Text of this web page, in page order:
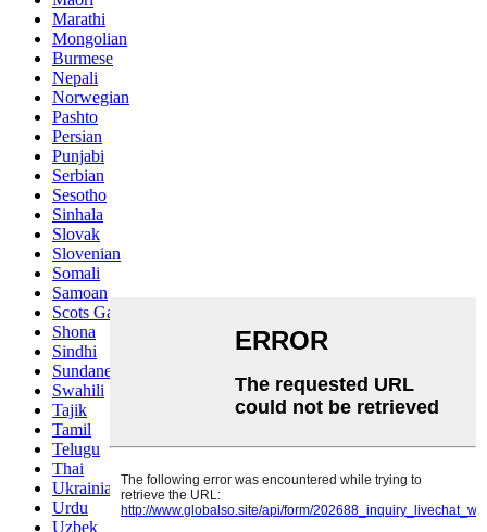
Marathi
Mongolian
Burmese
Nepali
Norwegian
Pashto
Persian
Punjabi
Serbian
Sesotho
Sinhala
Slovak
Slovenian
Somali
Samoan
Scots Gaelic
Shona
Sindhi
Sundanese
Swahili
Tajik
Tamil
Telugu
Thai
Ukrainian
Urdu
Uzbek